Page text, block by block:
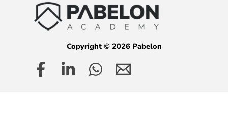
Copyright © 2026 Pabelon